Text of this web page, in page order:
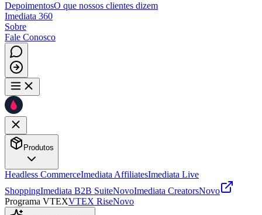
DepoimentosO que nossos clientes dizem
Imediata 360
Sobre
Fale Conosco
Produtos
Headless CommerceImediata AffiliatesImediata Live
ShoppingImediata B2B SuiteNovoImediata CreatorsNovo
Programa VTEXVTEX RiseNovo